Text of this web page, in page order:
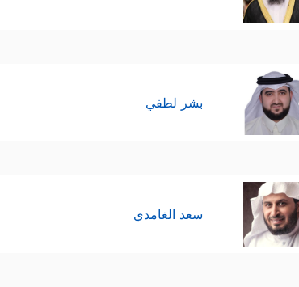
بشر لطفي
سعد الغامدي